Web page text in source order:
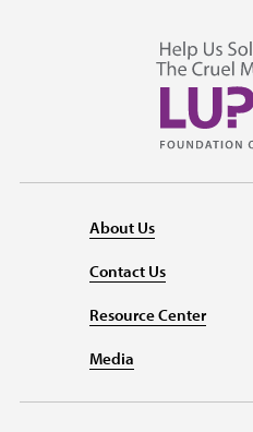
About Us
Contact Us
Resource Center
Media